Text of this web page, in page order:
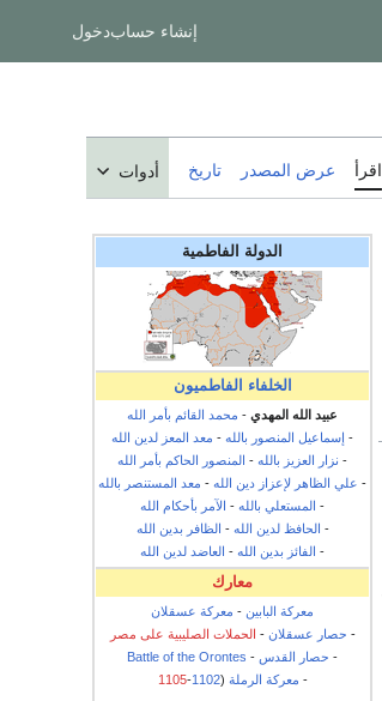
إنشاء حسابدخول
اقرأ عرض المصدر تاريخ أدوات
الدولة الفاطمية
الخلفاء الفاطميون
عبيد الله المهدي - محمد القائم بأمر الله
- إسماعيل المنصور بالله - معد المعز لدين الله
- نزار العزيز بالله - المنصور الحاكم بأمر الله
- علي الظاهر لإعزاز دين الله - معد المستنصر بالله
- المستعلي بالله - الآمر بأحكام الله
- الحافظ لدين الله - الظافر بدين الله
- الفائز بدين الله - العاضد لدين الله
معارك
معركة البابين - معركة عسقلان
- حصار عسقلان - الحملات الصليبية على مصر
- حصار القدس -
Battle of the Orontes
- معركة الرملة (
1102
-
1105